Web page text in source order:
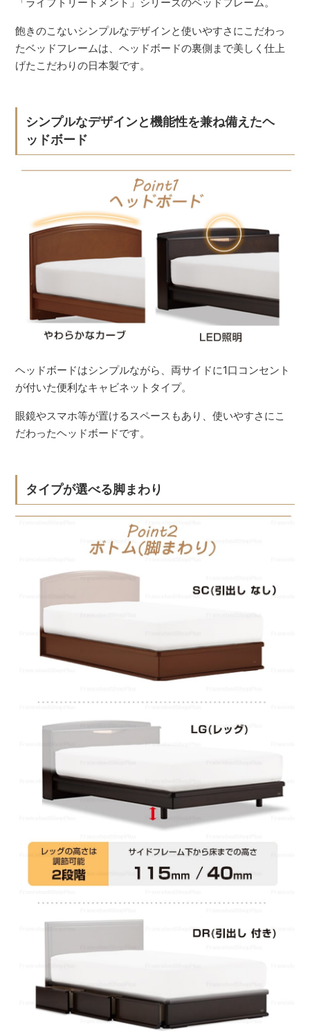
飽きのこないシンプルなデザインと使いやすさにこだわっ
たベッドフレームは、ヘッドボードの裏側まで美しく仕上
げたこだわりの日本製です。
シンプルなデザインと機能性を兼ね備えたヘ
ッドボード
ヘッドボードはシンプルながら、両サイドに1口コンセント
が付いた便利なキャビネットタイプ。
眼鏡やスマホ等が置けるスペースもあり、使いやすさにこ
だわったヘッドボードです。
タイプが選べる脚まわり